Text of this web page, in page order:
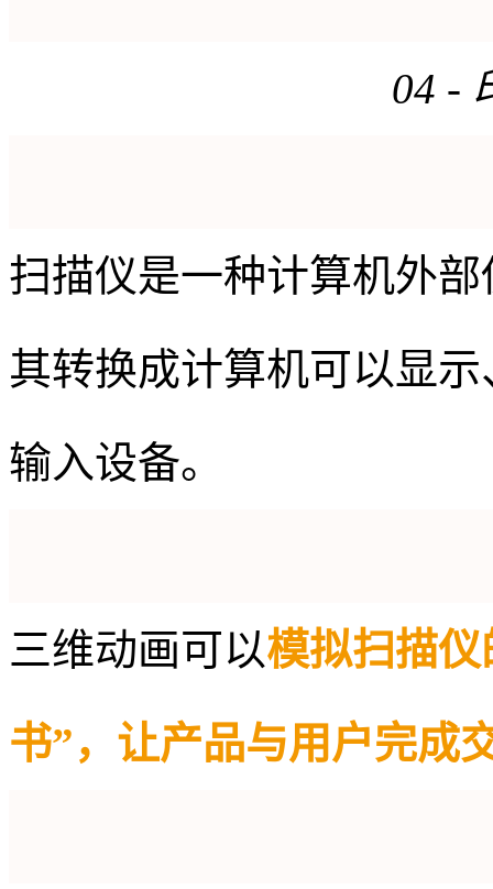
04 -
扫描仪是一种计算机外
其转换成计算机可以显
输入设备。
三维动画可以模拟扫描
书”，让产品与用户完成